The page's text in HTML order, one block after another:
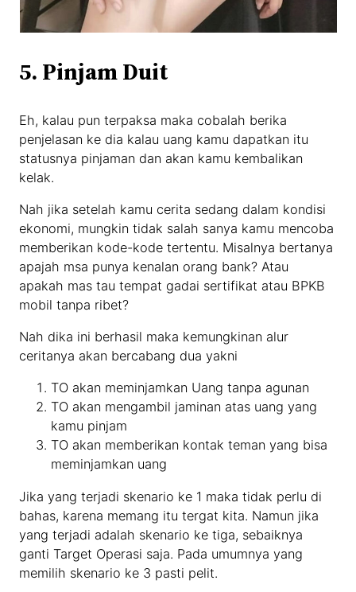
5. Pinjam Duit
Eh, kalau pun terpaksa maka cobalah berika
penjelasan ke dia kalau uang kamu dapatkan itu
statusnya pinjaman dan akan kamu kembalikan
kelak.
Nah jika setelah kamu cerita sedang dalam kondisi
ekonomi, mungkin tidak salah sanya kamu mencoba
memberikan kode-kode tertentu. Misalnya bertanya
apajah msa punya kenalan orang bank? Atau
apakah mas tau tempat gadai sertifikat atau BPKB
mobil tanpa ribet?
Nah dika ini berhasil maka kemungkinan alur
ceritanya akan bercabang dua yakni
TO akan meminjamkan Uang tanpa agunan
TO akan mengambil jaminan atas uang yang
kamu pinjam
TO akan memberikan kontak teman yang bisa
meminjamkan uang
Jika yang terjadi skenario ke 1 maka tidak perlu di
bahas, karena memang itu tergat kita. Namun jika
yang terjadi adalah skenario ke tiga, sebaiknya
ganti Target Operasi saja. Pada umumnya yang
memilih skenario ke 3 pasti pelit.